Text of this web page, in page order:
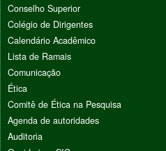
Conselho Superior
Colégio de Dirigentes
Calendário Acadêmico
Lista de Ramais
Comunicação
Ética
Comitê de Ética na Pesquisa
Agenda de autoridades
Auditoria